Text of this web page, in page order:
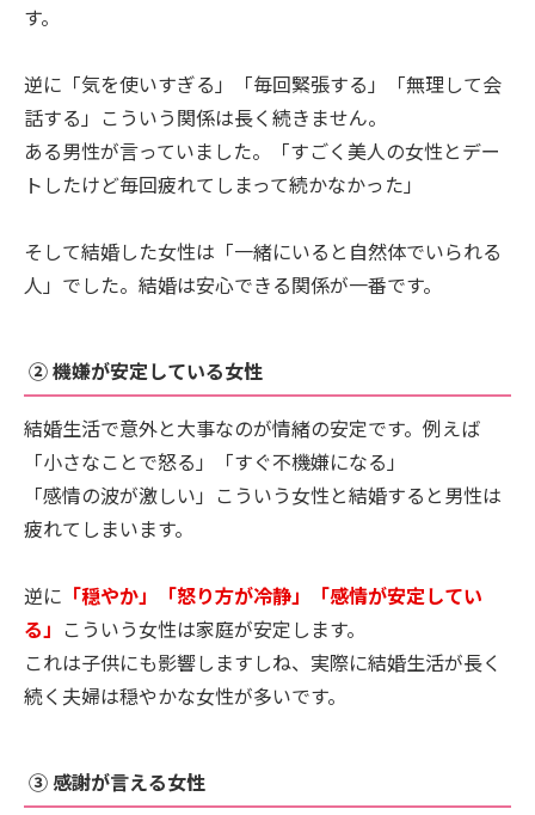
す。
逆に「気を使いすぎる」「毎回緊張する」「無理して会
話する」こういう関係は長く続きません。
ある男性が言っていました。「すごく美人の女性とデー
トしたけど毎回疲れてしまって続かなかった」
そして結婚した女性は「一緒にいると自然体でいられる
人」でした。結婚は安心できる関係が一番です。
② 機嫌が安定している女性
結婚生活で意外と大事なのが情緒の安定です。例えば
「小さなことで怒る」「すぐ不機嫌になる」
「感情の波が激しい」こういう女性と結婚すると男性は
疲れてしまいます。
逆に 「穏やか」「怒り方が冷静」「感情が安定してい
る」 こういう女性は家庭が安定します。
これは子供にも影響しますしね、実際に結婚生活が長く
続く夫婦は穏やかな女性が多いです。
③ 感謝が言える女性